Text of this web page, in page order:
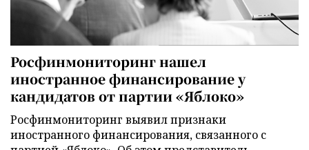
Росфинмониторинг нашел
иностранное финансирование у
кандидатов от партии «Яблоко»
Росфинмониторинг выявил признаки
иностранного финансирования, связанного с